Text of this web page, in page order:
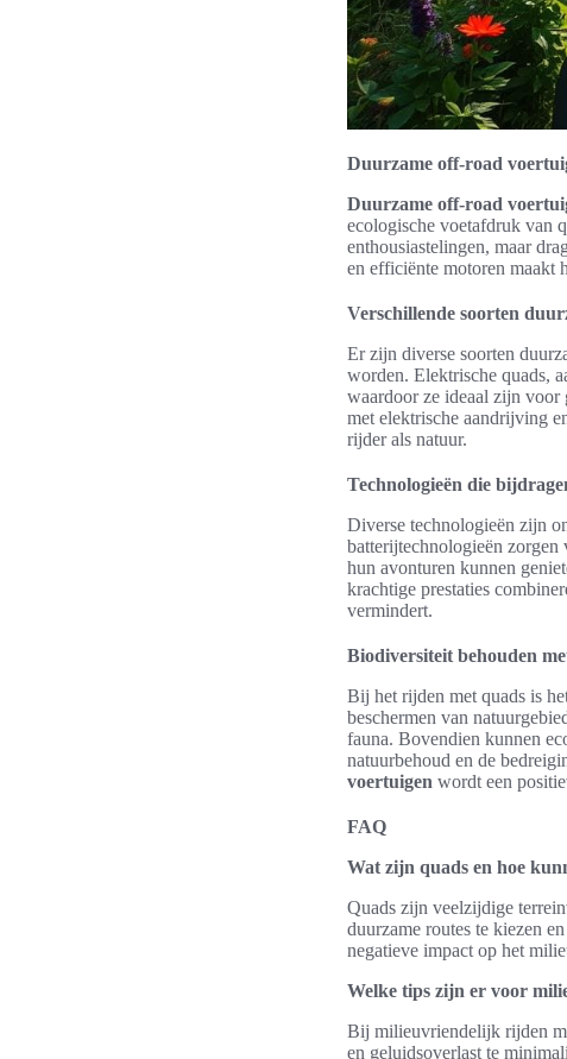
Duurzame off-road
Duurzame off-road
ecologische voetafdruk van
enthousiastelingen, maar
en efficiënte motoren maakt
Verschillende soorten
Er zijn diverse soorten
worden. Elektrische quads,
waardoor ze ideaal zijn voor
met elektrische aandrijving
rijder als natuur.
Technologieën die
Diverse technologieën zijn
batterijtechnologieën zorgen
hun avonturen kunnen
krachtige prestaties
vermindert.
Biodiversiteit behouden
Bij het rijden met quads is
beschermen van
fauna. Bovendien kunnen
natuurbehoud en de
voertuigen wordt een
FAQ
Wat zijn quads en hoe
Quads zijn veelzijdige
duurzame routes te kiezen
negatieve impact op het
Welke tips zijn er voor
Bij milieuvriendelijk rijden
en geluidsoverlast te